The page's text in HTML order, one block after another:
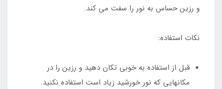
و رزین حساس به نور را سفت می کند.
نکات استفاده:
قبل از استفاده به خوبی تکان دهید و رزین را در
مکانهایی که نور خورشید زیاد است استفاده نکنید.